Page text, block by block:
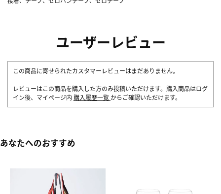
ユーザーレビュー
この商品に寄せられたカスタマーレビューはまだありません。
レビューはこの商品を購入した方のみ投稿いただけます。購入商品はログ
イン後、マイページ内 購入履歴一覧 からご確認いただけます。
あなたへのおすすめ